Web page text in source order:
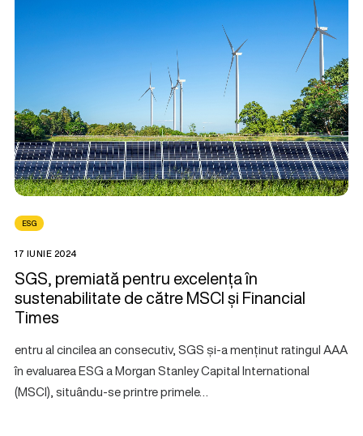
ESG
17 IUNIE 2024
SGS, premiată pentru excelența în
sustenabilitate de către MSCI și Financial
Times
entru al cincilea an consecutiv, SGS și-a menținut ratingul AAA
în evaluarea ESG a Morgan Stanley Capital International
(MSCI), situându-se printre primele…